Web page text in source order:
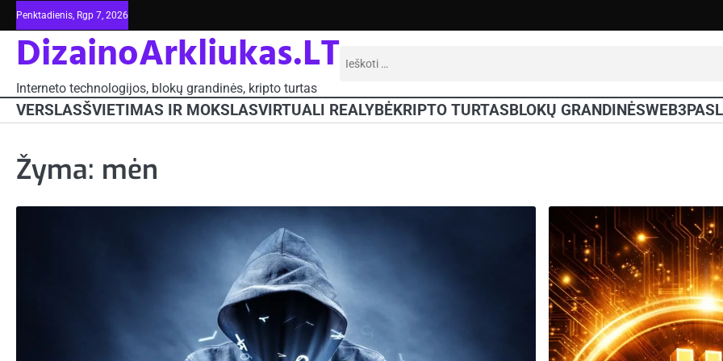
Skip
to
content
Penktadienis, Rgp 7, 2026
DizainoArkliukas.LT
Interneto technologijos, blokų grandinės, kripto turtas
Ieškoti:
VERSLASŠVIETIMAS IR MOKSLASVIRTUALI REALYBĖKRIPTO TURTASBLOKŲ GRANDINĖSWEB3
Žyma: mėn